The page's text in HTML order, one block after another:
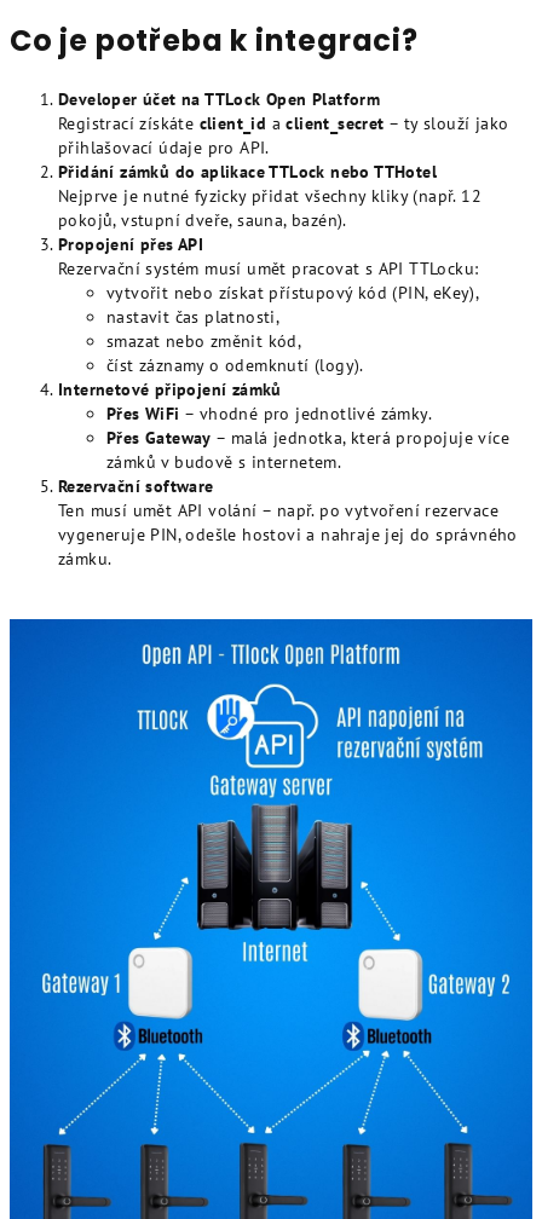
Co je potřeba k integraci?
Developer účet na TTLock Open Platform
Registrací získáte client_id a client_secret – ty slouží jako
přihlašovací údaje pro API.
Přidání zámků do aplikace TTLock nebo TTHotel
Nejprve je nutné fyzicky přidat všechny kliky (např. 12
pokojů, vstupní dveře, sauna, bazén).
Propojení přes API
Rezervační systém musí umět pracovat s API TTLocku:
vytvořit nebo získat přístupový kód (PIN, eKey),
nastavit čas platnosti,
smazat nebo změnit kód,
číst záznamy o odemknutí (logy).
Internetové připojení zámků
Přes WiFi – vhodné pro jednotlivé zámky.
Přes Gateway – malá jednotka, která propojuje více
zámků v budově s internetem.
Rezervační software
Ten musí umět API volání – např. po vytvoření rezervace
vygeneruje PIN, odešle hostovi a nahraje jej do správného
zámku.